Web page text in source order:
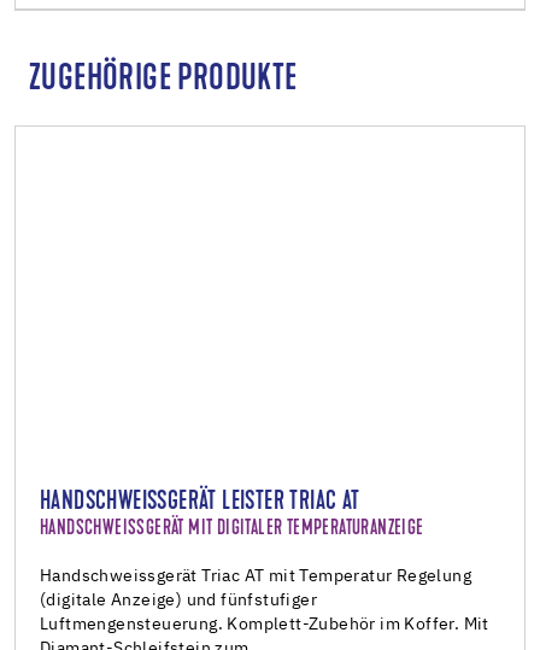
ZUGEHÖRIGE PRODUKTE
HANDSCHWEISSGERÄT LEISTER TRIAC AT
HANDSCHWEISSGERÄT MIT DIGITALER TEMPERATURANZEIGE
Handschweissgerät Triac AT mit Temperatur Regelung
(digitale Anzeige) und fünfstufiger
Luftmengensteuerung. Komplett-Zubehör im Koffer. Mit